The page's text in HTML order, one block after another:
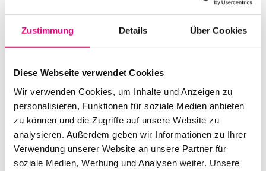
Zustimmung Details Über Cookies
Diese Webseite verwendet Cookies
Wir verwenden Cookies, um Inhalte und Anzeigen zu
personalisieren, Funktionen für soziale Medien anbieten
zu können und die Zugriffe auf unsere Website zu
analysieren. Außerdem geben wir Informationen zu Ihrer
Verwendung unserer Website an unsere Partner für
soziale Medien, Werbung und Analysen weiter. Unsere
Start:October
, 2007 – 9:00 p.m.
Doors open:October19, 2007 – 8:00 p.m.
End:October19, 2007 – 11:00 p.m.
Cast:
Neil Cowley: piano / Richard Sadler: bass / Evan
Jenkins: drums
Nationality: England